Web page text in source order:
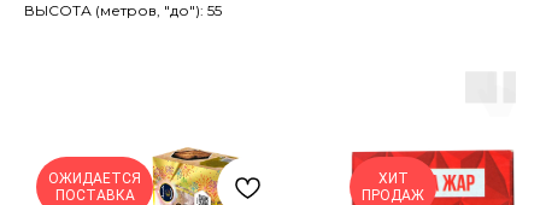
ВЫСОТА (метров, "до"): 55
ОЖИДАЕТСЯ
ПОСТАВКА
ХИТ
ПРОДАЖ